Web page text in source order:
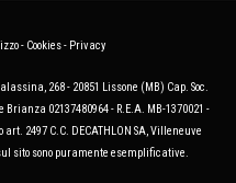
- Cookies- Privacy
268 - 20851 Lissone (MB) Cap. Soc.
Brianza 02137480964 - R.E.A. MB-1370021 -
2497 C.C. DECATHLON SA, Villeneuve
sito sono puramente esemplificative.